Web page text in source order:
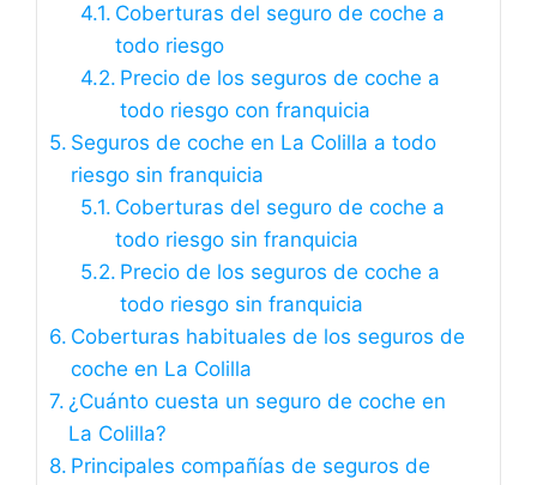
Coberturas del seguro de coche a
todo riesgo
Precio de los seguros de coche a
todo riesgo con franquicia
Seguros de coche en La Colilla a todo
riesgo sin franquicia
Coberturas del seguro de coche a
todo riesgo sin franquicia
Precio de los seguros de coche a
todo riesgo sin franquicia
Coberturas habituales de los seguros de
coche en La Colilla
¿Cuánto cuesta un seguro de coche en
La Colilla?
Principales compañías de seguros de